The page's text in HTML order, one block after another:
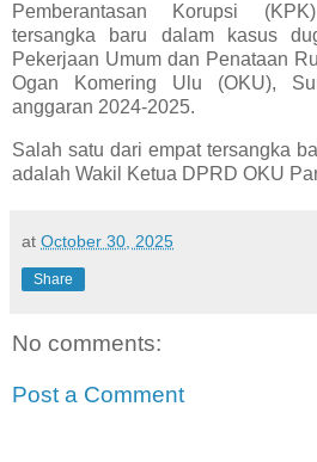
Pemberantasan Korupsi
tersangka baru dalam kasus
Pekerjaan Umum dan Penataan
Ogan Komering Ulu (OKU),
anggaran 2024-2025.
Salah satu dari empat tersangka
adalah Wakil Ketua DPRD OKU
at October 30, 2025
Share
No comments:
Post a Comment